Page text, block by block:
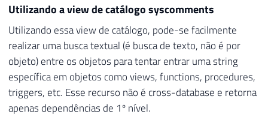
Utilizando a view de catálogo syscomments
Utilizando essa view de catálogo, pode-se facilmente
realizar uma busca textual (é busca de texto, não é por
objeto) entre os objetos para tentar entrar uma string
específica em objetos como views, functions, procedures,
triggers, etc. Esse recurso não é cross-database e retorna
apenas dependências de 1º nível.